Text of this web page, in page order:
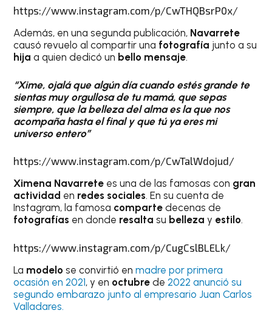
https://www.instagram.com/p/CwTHQBsrP0x/
Además, en una segunda publicación, Navarrete
causó revuelo al compartir una fotografía junto a su
hijaa quien dedicó un bello mensaje.
“Xime, ojalá que algún día cuando estés grande te
sientas muy orgullosa de tu mamá, que sepas
siempre, que la belleza del alma es la que nos
acompaña hasta el final y que tú ya eres mi
universo entero”
https://www.instagram.com/p/CwTalWdojud/
Ximena Navarrete es una de las famosas con gran
actividad en redes sociales. En su cuenta de
Instagram, la famosa compartedecenas de
fotografías en donde resaltasu bellezay estilo.
https://www.instagram.com/p/CugCslBLELk/
La modelose convirtió enmadre por primera
ocasión en 2021, y en octubrede 2022 anunció su
segundo embarazo junto al empresario Juan Carlos
Valladares.